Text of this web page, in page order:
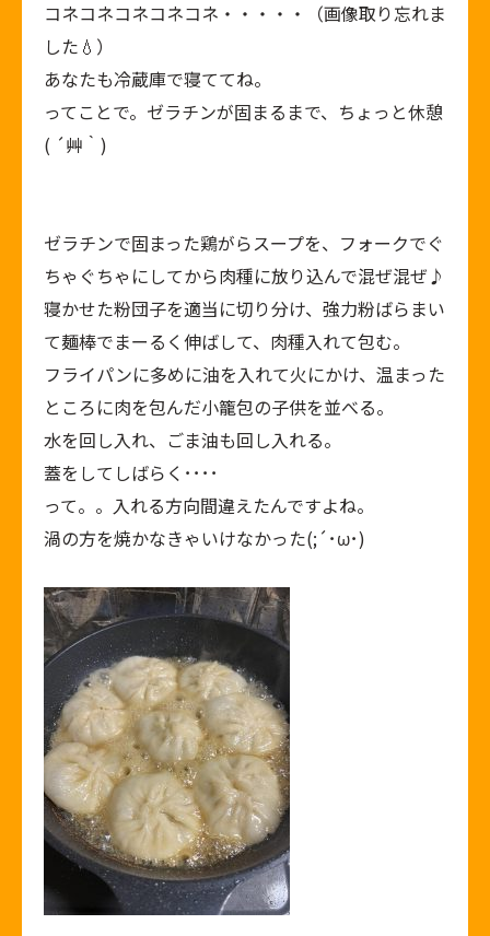
コネコネコネコネコネ・・・・・（画像取り忘れま
した💧）
あなたも冷蔵庫で寝ててね。
ってことで。ゼラチンが固まるまで、ちょっと休憩
( ´艸｀)
ゼラチンで固まった鶏がらスープを、フォークでぐ
ちゃぐちゃにしてから肉種に放り込んで混ぜ混ぜ♪
寝かせた粉団子を適当に切り分け、強力粉ばらまい
て麺棒でまーるく伸ばして、肉種入れて包む。
フライパンに多めに油を入れて火にかけ、温まった
ところに肉を包んだ小籠包の子供を並べる。
水を回し入れ、ごま油も回し入れる。
蓋をしてしばらく････
って。。入れる方向間違えたんですよね。
渦の方を焼かなきゃいけなかった(;´･ω･)